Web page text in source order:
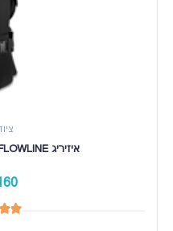
איזיריג MINIMAX PROAIM FLOWLINE